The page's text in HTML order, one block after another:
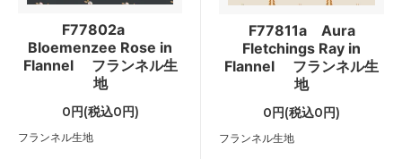
F77802a
Bloemenzee Rose in
Flannel フランネル生
地
0円(税込0円)
フランネル生地
F77811a Aura
Fletchings Ray in
Flannel フランネル生
地
0円(税込0円)
フランネル生地